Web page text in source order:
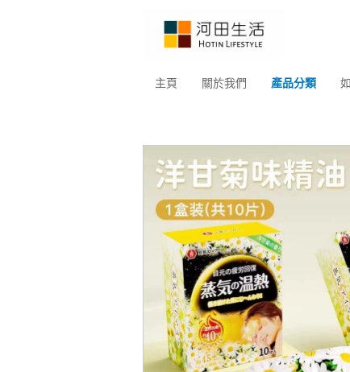
主頁 關於我們 產品分類